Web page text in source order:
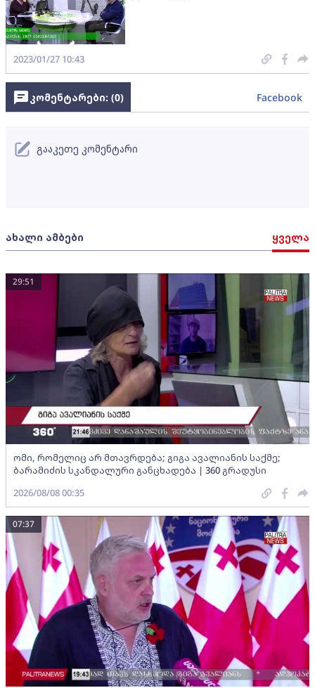
2023/01/27 10:43
ახალი ამბები ყველა
ომი, რომელიც არ მთავრდება; გიგა ავალიანის საქმე;
ბარამიძის სკანდალური განცხადება | 360 გრადუსი
29:51
2026/08/08 00:35
07:37
კომენტარები: (0) Facebook
გააკეთე კომენტარი